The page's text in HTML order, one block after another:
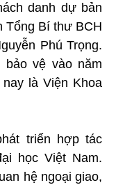
danh dự bản
Tổng Bí thư BCH
Phú Trọng.
vệ vào năm
là Viện Khoa
triển hợp tác
học Việt Nam.
hệ ngoại giao,